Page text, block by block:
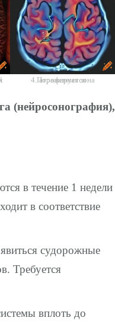
4.Пораженная зона атрофируется
(нейросонография),
в течение 1 недели
в соответствие
судорожные
Требуется
вплоть до